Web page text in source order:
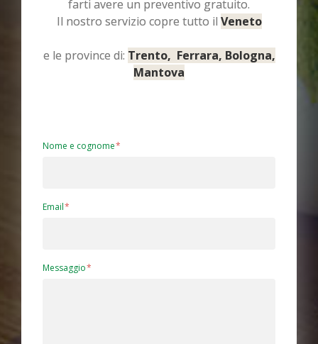
farti avere un preventivo gratuito.
Il nostro servizio copre tutto il Veneto
e le province di: Trento, Ferrara, Bologna,
Mantova
Nome e cognome
Email
Messaggio